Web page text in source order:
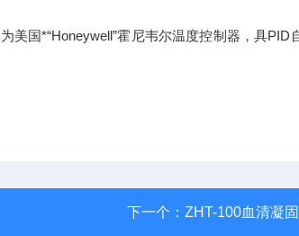
国*“Honeywell”霍尼韦尔温度控制器，具PID
下一个： ZHT-100血清凝